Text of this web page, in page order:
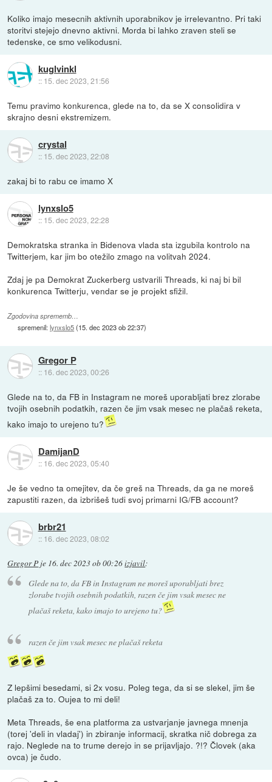
Koliko imajo mesecnih aktivnih uporabnikov je irrelevantno. Pri taki
storitvi stejejo dnevno aktivni. Morda bi lahko zraven steli se
tedenske, ce smo velikodusni.
kuglvinkl
:: 15. dec 2023, 21:56
Temu pravimo konkurenca, glede na to, da se X consolidira v
skrajno desni ekstremizem.
crystal
:: 15. dec 2023, 22:08
zakaj bi to rabu ce imamo X
lynxslo5
:: 15. dec 2023, 22:28
Demokratska stranka in Bidenova vlada sta izgubila kontrolo na
Twitterjem, kar jim bo otežilo zmago na volitvah 2024.
Zdaj je pa Demokrat Zuckerberg ustvarili Threads, ki naj bi bil
konkurenca Twitterju, vendar se je projekt sfižil.
Zgodovina sprememb…
spremenil:lynxslo5(15. dec 2023 ob 22:37)
Gregor P
:: 16. dec 2023, 00:26
Glede na to, da FB in Instagram ne moreš uporabljati brez zlorabe
tvojih osebnih podatkih, razen če jim vsak mesec ne plačaš reketa,
kako imajo to urejeno tu?
DamijanD
:: 16. dec 2023, 05:40
Je še vedno ta omejitev, da če greš na Threads, da ga ne moreš
zapustiti razen, da izbrišeš tudi svoj primarni IG/FB account?
brbr21
:: 16. dec 2023, 08:02
Gregor P je 16. dec 2023 ob 00:26izjavil:
Glede na to, da FB in Instagram ne moreš uporabljati brez
zlorabe tvojih osebnih podatkih, razen če jim vsak mesec ne
plačaš reketa, kako imajo to urejeno tu?
razen če jim vsak mesec ne plačaš reketa
Z lepšimi besedami, si 2x vosu. Poleg tega, da si se slekel, jim še
plačaš za to. Oujea to mi deli!
Meta Threads, še ena platforma za ustvarjanje javnega mnenja
(torej 'deli in vladaj') in zbiranje informacij, skratka nič dobrega za
rajo. Neglede na to trume derejo in se prijavljajo. ?!? Človek (aka
ovca) je čudo.